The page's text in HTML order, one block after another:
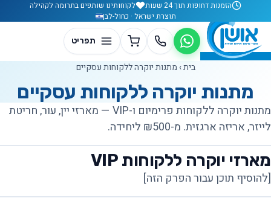
דלג לתוכןהזמנות דחופות תוך 24 שעות
לקוחותינו שותפים בתרומה לקהילה
תוצרת ישראל · כחול-לבן
בית› מתנות יוקרה ללקוחות עסקיים
מתנות יוקרה ללקוחות עסקיים
מתנות יוקרה ללקוחות פרימיום ו-VIP — מארזי יין, עור, חריטת
לייזר, אריזה ארגזית. מ-₪500 ליחידה.
מארזי יוקרה ללקוחות VIP
[להוסיף תוכן עבור הפרק הזה]